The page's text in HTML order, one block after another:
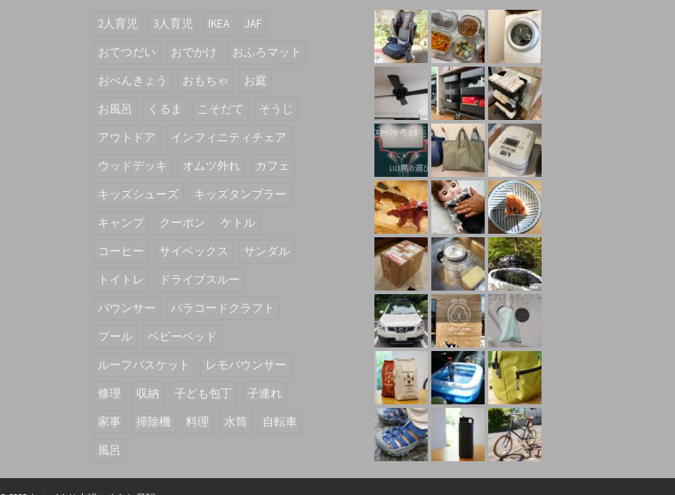
2人育児 3人育児 IKEA
JAF
おてつだい
おでかけ
おふろマット
おべんきょう
おもちゃ
お庭
お風呂
くるま こそだて
そうじ
アウトドア
インフィニティチェア
ウッドデッキ
オムツ外れ
カフェ
キッズシューズ
キッズタンブラー
キャンプ
クーポン
ケトル
コーヒー
サイベックス
サンダル
トイトレ
ドライブスルー
バウンサー
パラコードクラフト
プール
ベビーベッド
ルーフバスケット
レモバウンサー
修理
収納 子ども包丁
子連れ
家事
掃除機 料理 水筒
自転車
風呂